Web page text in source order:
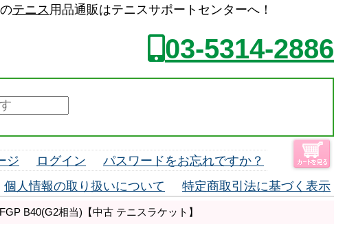
テニス用品通販はテニスサポートセンターへ！
03-5314-2886
ジ
ログイン
パスワードをお忘れですか？
個人情報の取り扱いについて 特定商取引法に基づく表示
B40(G2相当)【中古 テニスラケット】